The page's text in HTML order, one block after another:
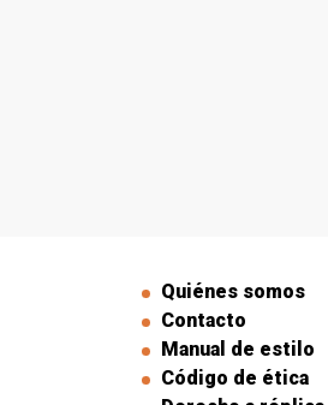
Quiénes somos
Contacto
Manual de estilo
Código de ética